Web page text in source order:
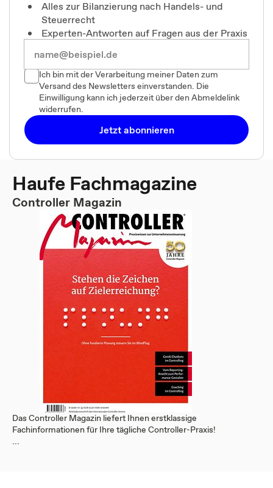
Alles zur Bilanzierung nach Handels- und
Steuerrecht
Experten-Antworten auf Fragen aus der Praxis
Ich bin mit der Verarbeitung meiner Daten zum
Versand des Newsletters einverstanden. Die
Einwilligung kann ich jederzeit über den Abmeldelink
widerrufen.
Jetzt abonnieren
Haufe Fachmagazine
Controller Magazin
Das Controller Magazin liefert Ihnen erstklassige
Fachinformationen für Ihre tägliche Controller-Praxis!
...